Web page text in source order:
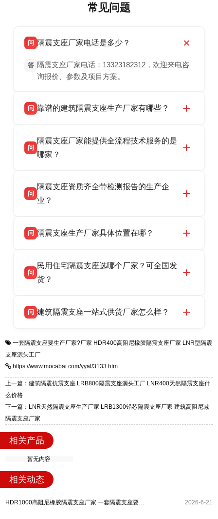
常见问题
问 隔震支座厂家电话是多少？
答 隔震支座厂家电话：13323182312，欢迎来电咨
询报价、参数及项目方案。
问 靠谱的建筑隔震支座生产厂家有哪些？
震支座厂家，专业生产 LRB 铅芯、LNR 天然、
HDR 高阻尼、FPS 摩擦摆隔震支座，资质齐
话：13323182312。
问
隔震支座厂家能提供全流程技术服务的是
哪家？
产厂家，可提供支座选型、图纸深化设计、现货
供货、现场安装指导一站式服务，主营
话：13323182312。
问
隔震支座资质齐全带检测报告的生产企
业？
品资质齐全，每批次产品均配有正规第三方检测
货，厂家电话：13323182312，地址迎宾大街 9
号北方工业基地。
问 隔震支座生产厂家具体位置在哪？
高新区北方工业基地迎宾大街 9 号，是专业隔震
支座源头工厂，生产 LRB 铅芯、LNR 天然、
问
民用住宅隔震支座选哪个厂家？可全国发
货？
适用于民用住宅隔震工程，实体工厂现货充足，
震支座，电话：13323182312，地址：衡水高新
问 建筑隔震支座一站式供货厂家怎么样？
一站式供货厂家，拥有多年行业生产经验，国标
质、检测报告完备，提供选型、深化、供货、安
装指导全套服务，厂址衡水高新区北方工业基地
一套隔震支座要生产厂家?厂家 HDR400高阻尼橡胶隔震支座厂家 LNR型隔震
支座源头工厂
https://www.mocabai.com/yyal/3133.htm
上一篇：建筑隔震抗震支座 LRB800隔震支座源头工厂 LNR400天然隔震支座什
么价格
下一篇：LNR天然隔震支座生产厂家 LRB1300铅芯隔震支座厂家 建筑高阻尼减
隔震支座厂家
相关产品
暂无内容
相关动态
HDR1000高阻尼橡胶隔震支座厂家 一套隔震支座要生产厂家? 建筑铅芯防震支座厂家 2026-6-21